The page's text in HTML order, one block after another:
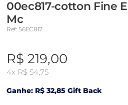
00ec817-cotton Fine
Mc
Ref: 56EC817
R$ 219,00
4x R$ 54,75
Ganhe: R$ 32,85 Gift Back